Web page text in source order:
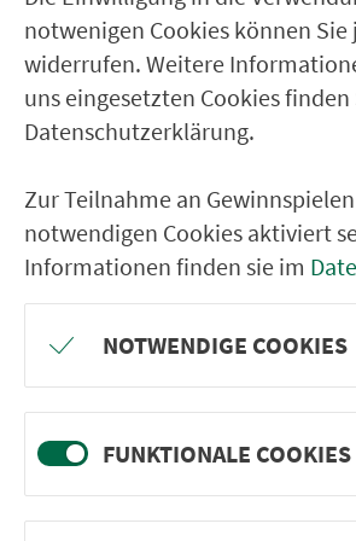
Nürnberg Scharrerstr.
Nürnberg Peterskirche
Nürnberg Harsdörfferplatz
Nürnberg Scheurlstr.
Nürnberg Marientunnel
Nürnberg Marientunnel
Nürnberg Scheurlstr.
notwenigen Cookies können
widerrufen. Weitere
uns eingesetzten Cookies
Datenschutzerklärung.
Zur Teilnahme an
notwendigen Cookies aktiviert
Informationen finden sie im
NOTWENDIGE COOKIES
FUNKTIONALE COOKIES